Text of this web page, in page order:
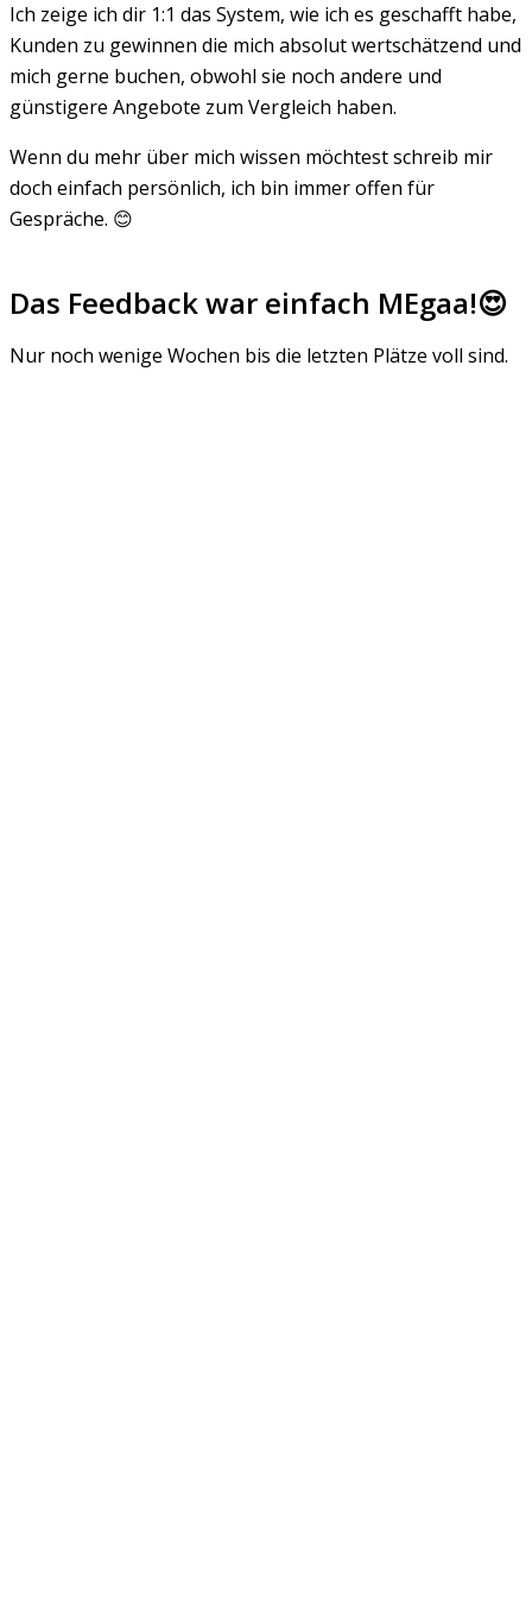
Ich zeige ich dir 1:1 das System, wie ich es geschafft habe,
Kunden zu gewinnen die mich absolut wertschätzend und
mich gerne buchen, obwohl sie noch andere und
günstigere Angebote zum Vergleich haben.
Wenn du mehr über mich wissen möchtest schreib mir
doch einfach persönlich, ich bin immer offen für
Gespräche. 😊
Das Feedback war einfach MEgaa!😍
Nur noch wenige Wochen bis die letzten Plätze voll sind.